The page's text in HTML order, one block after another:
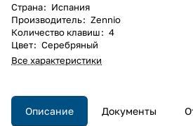
Страна: Испания
Производитель: Zennio
Количество клавиш: 4
Цвет: Серебряный
Все характеристики
Описание Документы